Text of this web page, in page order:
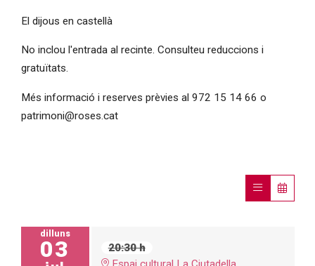
El dijous en castellà
No inclou l'entrada al recinte. Consulteu reduccions i
gratuïtats.
Més informació i reserves prèvies al 972 15 14 66 o
patrimoni@roses.cat
dilluns
03
20:30 h